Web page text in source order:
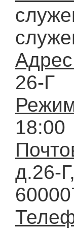
26-Г
18:00
д.26-